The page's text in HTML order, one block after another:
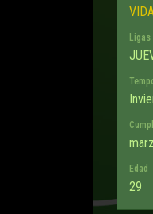
Ligas
Edad
29